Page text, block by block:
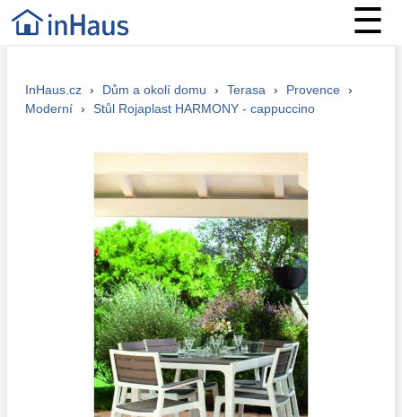
☰
InHaus.cz › Dům a okolí domu › Terasa › Provence ›
Moderní › Stůl Rojaplast HARMONY - cappuccino